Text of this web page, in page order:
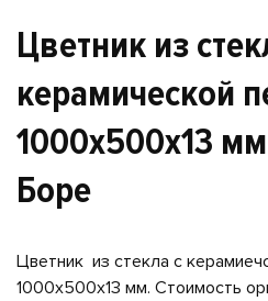
Цветник из
керамической
1000x500x13
Боре
Цветник из стекла с
1000x500x13 мм. Стоимость